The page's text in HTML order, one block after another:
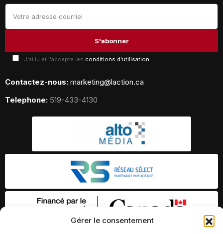
Gérer le consentement
J'ai lu et j'accepte les conditions d'utilisation
Contactez-nous: marketing@laction.ca
Telephone: 519-433-4130